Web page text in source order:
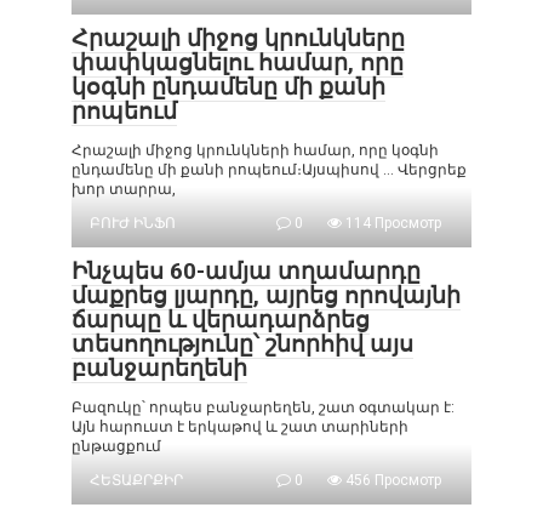
Հրաշալի միջոց կրունկները
փափկացնելու համար, որը
կօգնի ընդամենը մի քանի
րոպեում
Հրաշալի միջոց կրունկների համար, որը կօգնի
ընդամենը մի քանի րոպեում։Այսպիսով … Վերցրեք
խոր տարրա,
ԲՈՒԺ ԻՆՖՈ
0 114 Просмотр
Ինչպես 60-ամյա տղամարդը
մաքրեց լյարդը, այրեց որովայնի
ճարպը և վերադարձրեց
տեսողությունը՝ շնորհիվ այս
բանջարեղենի
Բազուկը՝ որպես բանջարեղեն, շատ օգտակար է:
Այն հարուստ է երկաթով և շատ տարիների
ընթացքում
ՀԵՏԱՔՐՔԻՐ
0 456 Просмотр